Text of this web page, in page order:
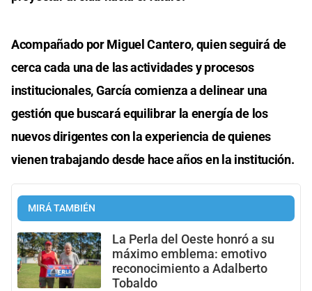
Acompañado por Miguel Cantero, quien seguirá de
cerca cada una de las actividades y procesos
institucionales, García comienza a delinear una
gestión que buscará equilibrar la energía de los
nuevos dirigentes con la experiencia de quienes
vienen trabajando desde hace años en la institución.
MIRÁ TAMBIÉN
La Perla del Oeste honró a su
máximo emblema: emotivo
reconocimiento a Adalberto
Tobaldo